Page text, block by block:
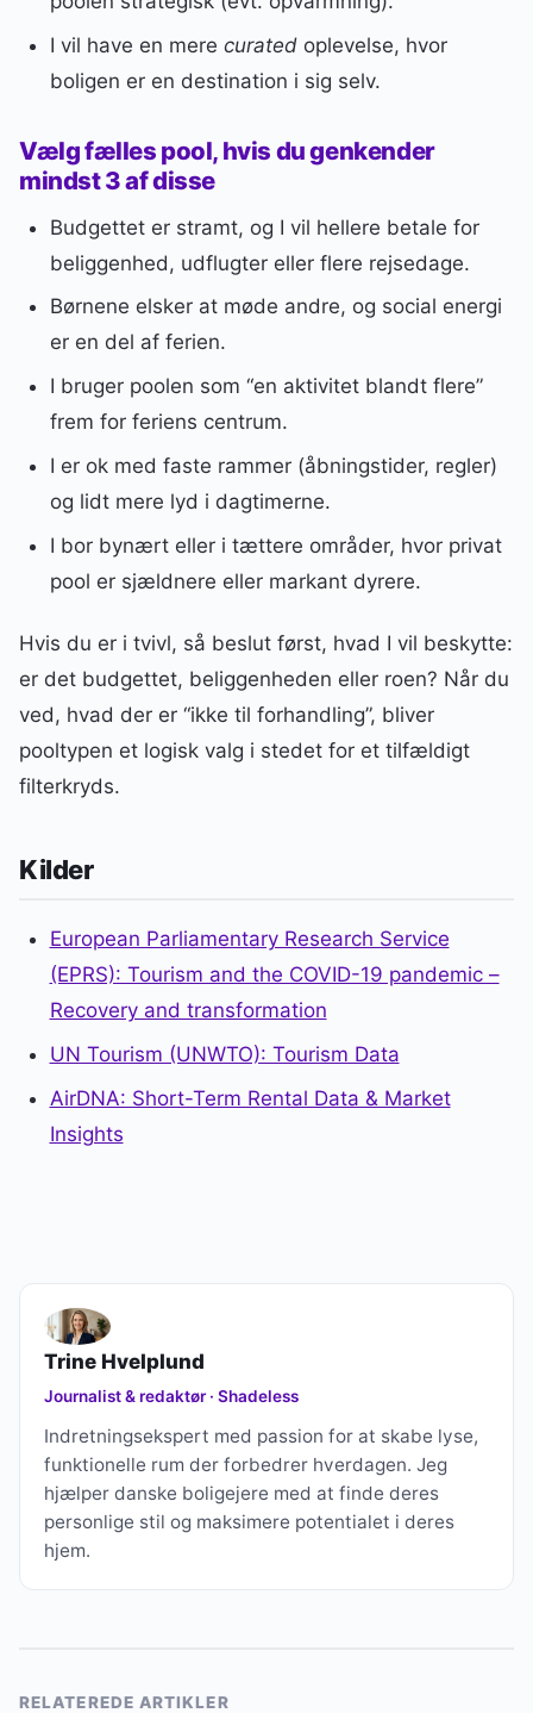
I vil have en mere curatedoplevelse, hvor
boligen er en destination i sig selv.
Vælg fælles pool, hvis du genkender
mindst 3 af disse
Budgettet er stramt, og I vil hellere betale for
beliggenhed, udflugter eller flere rejsedage.
Børnene elsker at møde andre, og social energi
er en del af ferien.
I bruger poolen som “en aktivitet blandt flere”
frem for feriens centrum.
I er ok med faste rammer (åbningstider, regler)
og lidt mere lyd i dagtimerne.
I bor bynært eller i tættere områder, hvor privat
pool er sjældnere eller markant dyrere.
Hvis du er i tvivl, så beslut først, hvad I vil beskytte:
er det budgettet, beliggenheden eller roen? Når du
ved, hvad der er “ikke til forhandling”, bliver
pooltypen et logisk valg i stedet for et tilfældigt
filterkryds.
Kilder
European Parliamentary Research Service
(EPRS): Tourism and the COVID-19 pandemic –
Recovery and transformation
UN Tourism (UNWTO): Tourism Data
AirDNA: Short-Term Rental Data & Market
Insights
Trine Hvelplund
Journalist & redaktør · Shadeless
Indretningsekspert med passion for at skabe lyse,
funktionelle rum der forbedrer hverdagen. Jeg
hjælper danske boligejere med at finde deres
personlige stil og maksimere potentialet i deres
hjem.
RELATEREDE ARTIKLER